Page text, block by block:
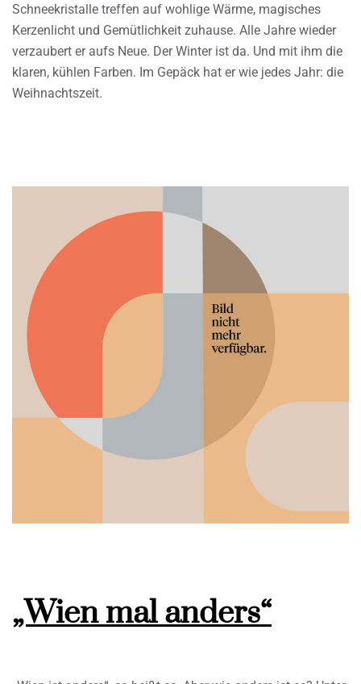
Schneekristalle treffen auf wohlige Wärme, magisches
Kerzenlicht und Gemütlichkeit zuhause. Alle Jahre wieder
verzaubert er aufs Neue. Der Winter ist da. Und mit ihm die
klaren, kühlen Farben. Im Gepäck hat er wie jedes Jahr: die
Weihnachtszeit.
„Wien mal anders“